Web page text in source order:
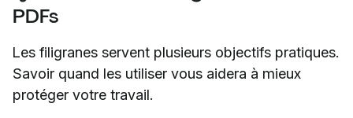
PDFs
Les filigranes servent plusieurs objectifs pratiques.
Savoir quand les utiliser vous aidera à mieux
protéger votre travail.